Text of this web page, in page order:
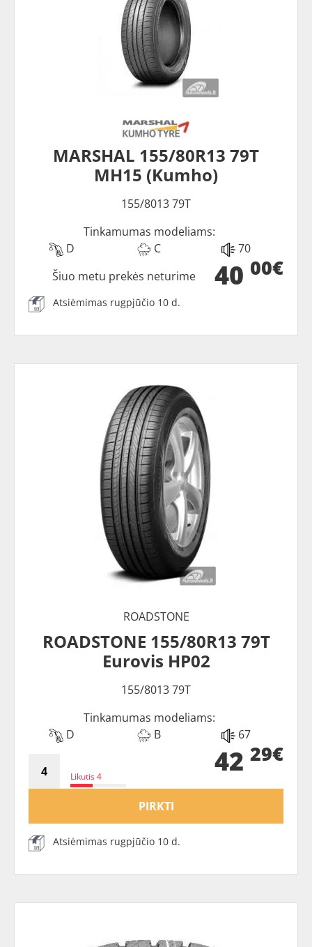
MARSHAL 155/80R13 79T
MH15 (Kumho)
155/8013 79T
Tinkamumas modeliams:
D
C 70
40 00€
Šiuo metu prekės neturime
Atsiėmimas rugpjūčio 10 d.
ROADSTONE
ROADSTONE 155/80R13 79T
Eurovis HP02
155/8013 79T
Tinkamumas modeliams:
D
B 67
Likutis 4 42 29€
PIRKTI
Atsiėmimas rugpjūčio 10 d.